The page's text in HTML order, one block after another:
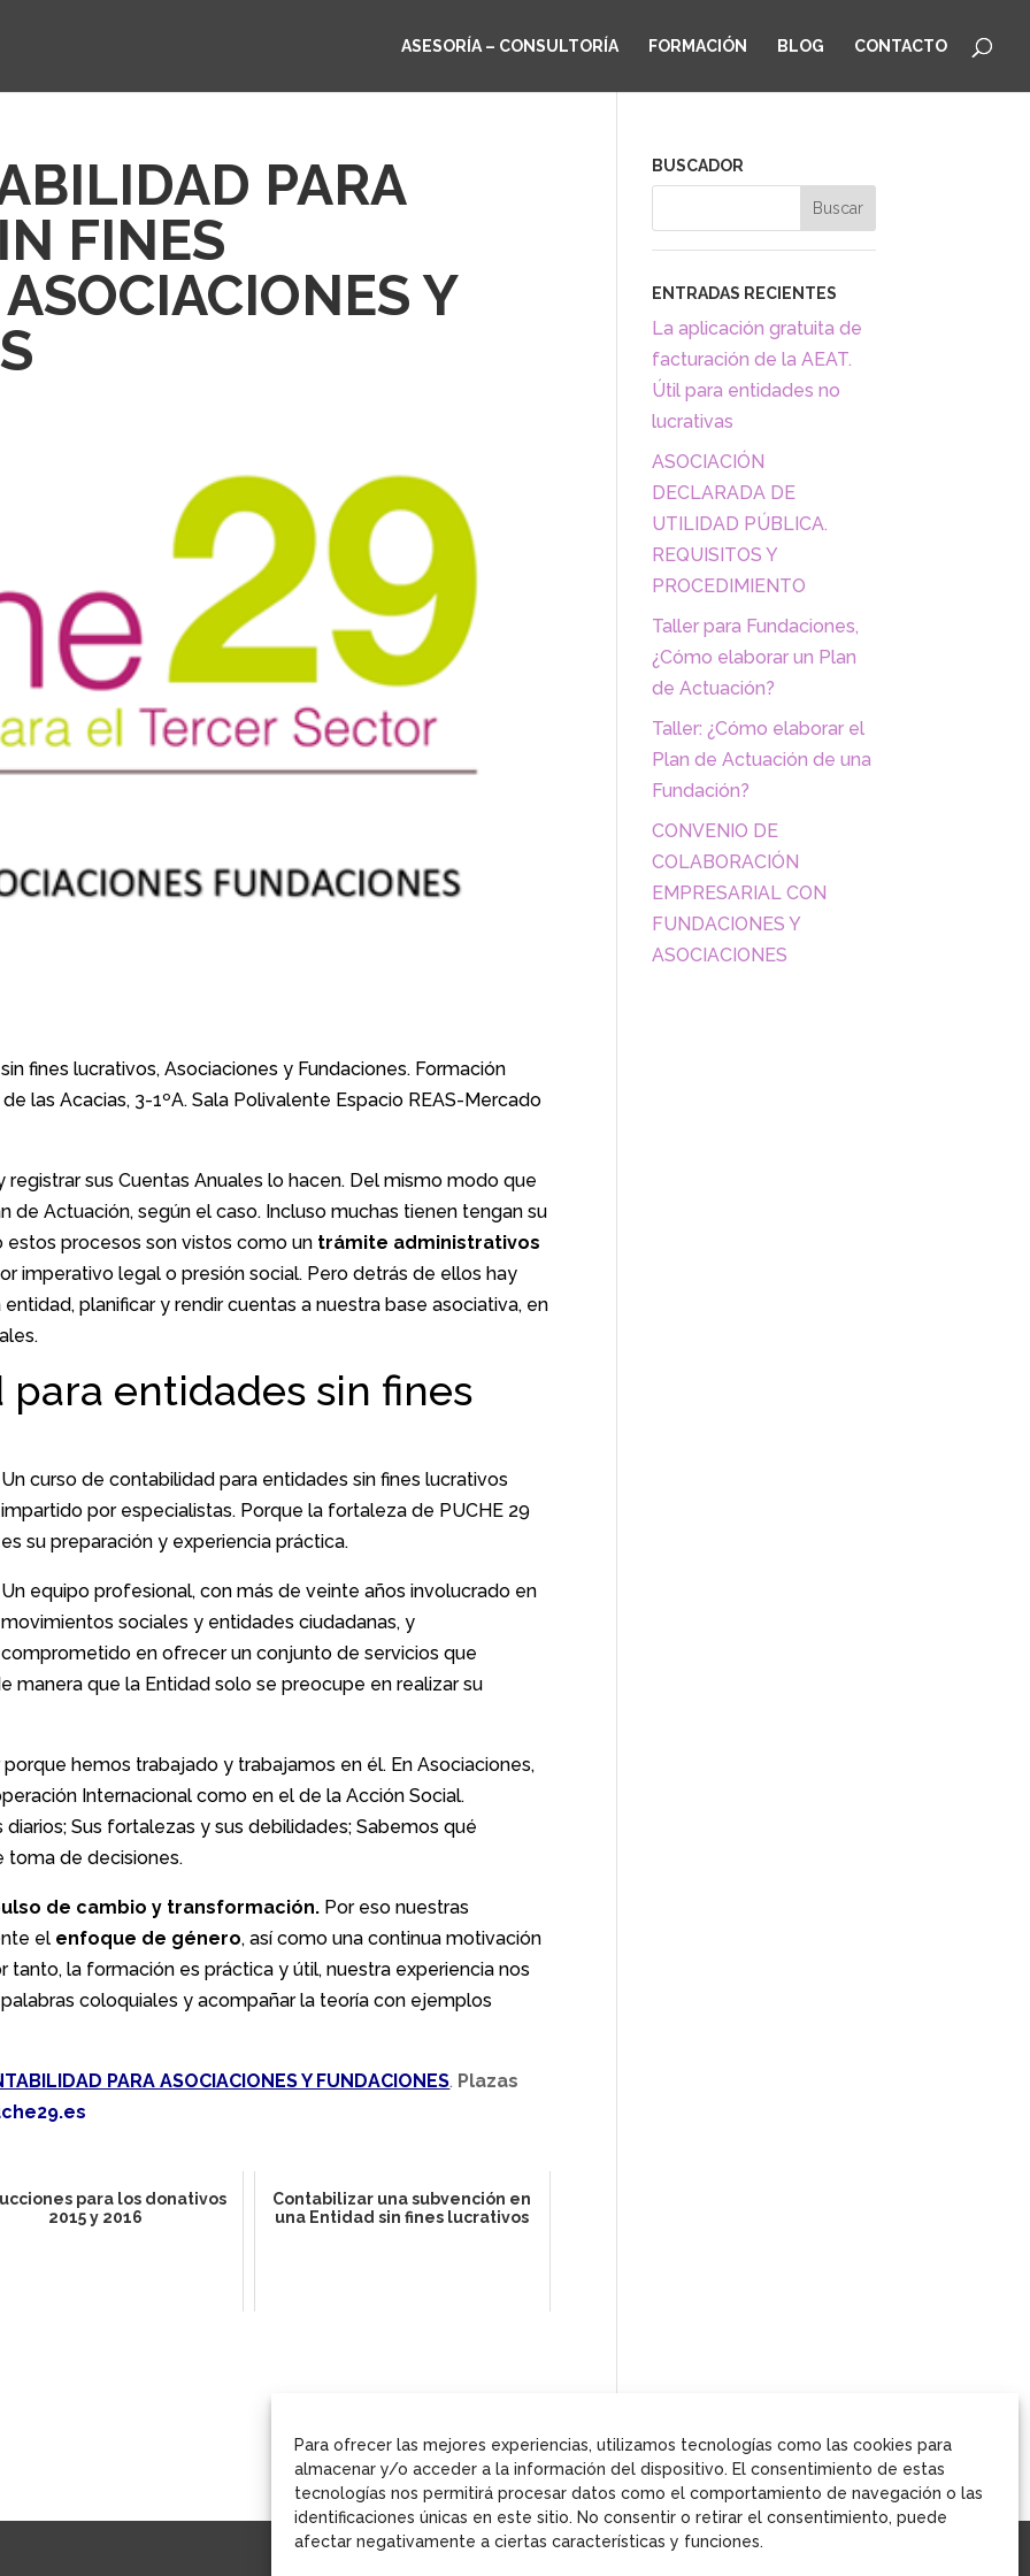
Para ofrecer las mejores experiencias, utilizamos tecnologías como las cookies para
almacenar y/o acceder a la información del dispositivo. El consentimiento de estas
tecnologías nos permitirá procesar datos como el comportamiento de navegación o las
identificaciones únicas en este sitio. No consentir o retirar el consentimiento, puede
afectar negativamente a ciertas características y funciones.
ASESORÍA – CONSULTORÍA FORMACIÓN BLOG CONTACTO
PARA
FINES
Y
fines lucrativos, Asociaciones y Fundaciones. Formación
las Acacias, 3-1ºA. Sala Polivalente Espacio REAS-Mercado
sus Cuentas Anuales lo hacen. Del mismo modo que
de Actuación, según el caso. Incluso muchas tienen tengan su
estos procesos son vistos como un trámite administrativos
imperativo legal o presión social. Pero detrás de ellos hay
planificar y rendir cuentas a nuestra base asociativa, en
entidades sin fines
Un curso de contabilidad para entidades sin fines lucrativos
impartido por especialistas. Porque la fortaleza de PUCHE 29
es su preparación y experiencia práctica.
Un equipo profesional, con más de veinte años involucrado en
movimientos sociales y entidades ciudadanas, y
comprometido en ofrecer un conjunto de servicios que
manera que la Entidad solo se preocupe en realizar su
hemos trabajado y trabajamos en él. En Asociaciones,
Internacional como en el de la Acción Social.
Sus fortalezas y sus debilidades; Sabemos qué
toma de decisiones.
de cambio y transformación. Por eso nuestras
el enfoque de género, así como una continua motivación
tanto, la formación es práctica y útil, nuestra experiencia nos
coloquiales y acompañar la teoría con ejemplos
PARA ASOCIACIONES Y FUNDACIONES. Plazas
para los donativos
2015 y 2016
Contabilizar una subvención en
una Entidad sin fines lucrativos
BUSCADOR
ENTRADAS RECIENTES
La aplicación gratuita de
facturación de la AEAT.
Útil para entidades no
lucrativas
ASOCIACIÓN
DECLARADA DE
UTILIDAD PÚBLICA.
REQUISITOS Y
PROCEDIMIENTO
Taller para Fundaciones,
¿Cómo elaborar un Plan
de Actuación?
Taller: ¿Cómo elaborar el
Plan de Actuación de una
Fundación?
CONVENIO DE
COLABORACIÓN
EMPRESARIAL CON
FUNDACIONES Y
ASOCIACIONES